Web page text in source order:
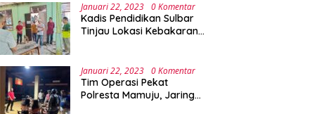
Januari 22, 2023 0 Komentar
Kadis Pendidikan Sulbar
Tinjau Lokasi Kebakaran
Januari 22, 2023 0 Komentar
Tim Operasi Pekat
Polresta Mamuju, Jaring